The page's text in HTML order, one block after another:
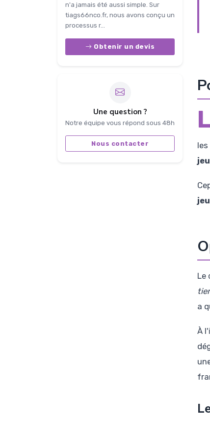
n'a jamais été aussi simple. Sur
tiags66nco.fr, nous avons conçu un
processus r...
Obtenir un devis
Une question ?
Notre équipe vous répond sous 48h
Nous contacter
Le
a
À